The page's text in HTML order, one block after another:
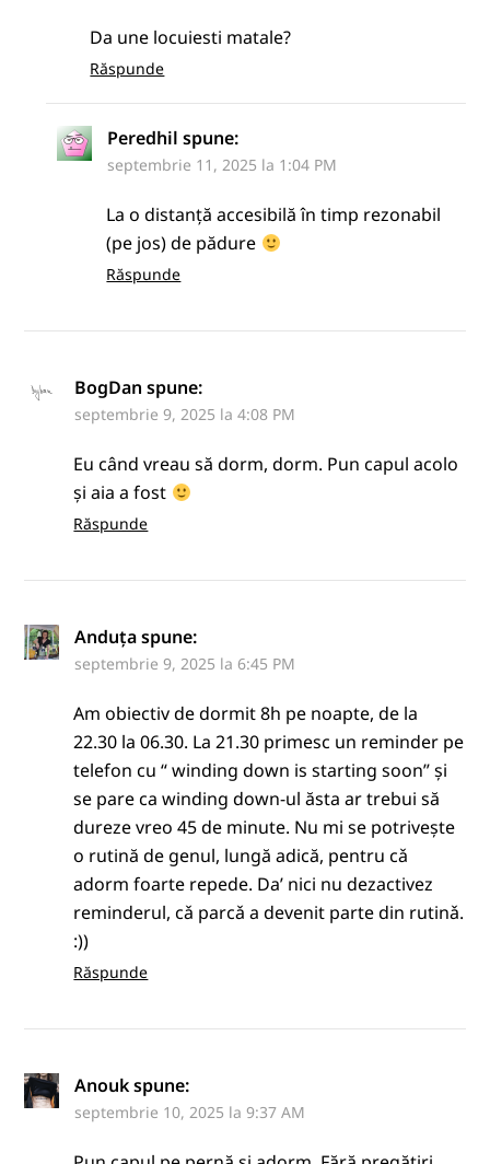
Da une locuiesti matale?
Răspunde
Peredhil spune:
septembrie 11, 2025 la 1:04 PM
La o distanță accesibilă în timp rezonabil
(pe jos) de pădure
Răspunde
BogDan spune:
septembrie 9, 2025 la 4:08 PM
Eu când vreau să dorm, dorm. Pun capul acolo
și aia a fost
Răspunde
Anduța spune:
septembrie 9, 2025 la 6:45 PM
Am obiectiv de dormit 8h pe noapte, de la
22.30 la 06.30. La 21.30 primesc un reminder pe
telefon cu “ winding down is starting soon” și
se pare ca winding down-ul ăsta ar trebui să
dureze vreo 45 de minute. Nu mi se potrivește
o rutină de genul, lungă adică, pentru cǎ
adorm foarte repede. Da’ nici nu dezactivez
reminderul, cǎ parcǎ a devenit parte din rutinǎ.
:))
Răspunde
Anouk spune:
septembrie 10, 2025 la 9:37 AM